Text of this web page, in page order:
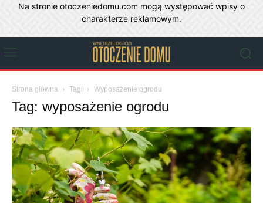
Na stronie otoczeniedomu.com mogą występować wpisy o
charakterze reklamowym.
Strona główna Tagi Wyposażenie ogrodu
Tag: wyposażenie ogrodu